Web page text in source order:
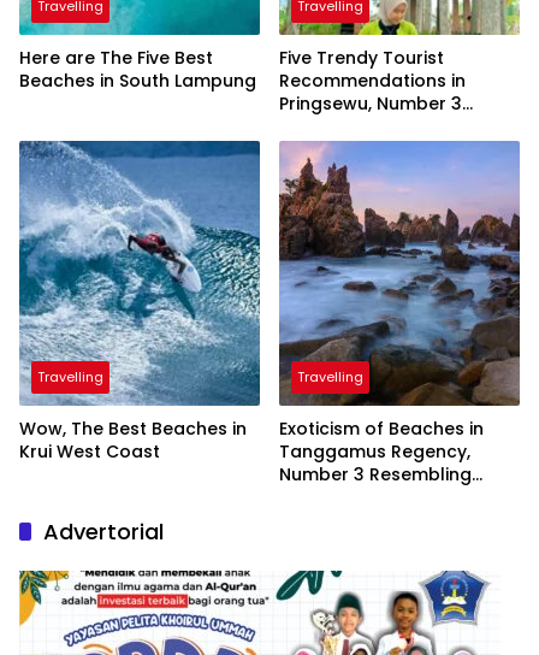
Travelling
Here are The Five Best
Beaches in South Lampung
Travelling
Five Trendy Tourist
Recommendations in
Pringsewu, Number 3
President
Travelling
Wow, The Best Beaches in
Krui West Coast
Travelling
Exoticism of Beaches in
Tanggamus Regency,
Number 3 Resembling
Advertorial